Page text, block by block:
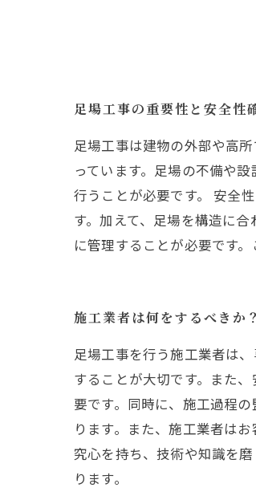
足場工事の重要性と安全性
足場工事は建物の外部や高
っています。足場の不備や
行うことが必要です。 安全
す。加えて、足場を構造に
に管理することが必要です
施工業者は何をするべきか
足場工事を行う施工業者は
することが大切です。また
要です。同時に、施工過程
ります。また、施工業者は
究心を持ち、技術や知識を
ります。